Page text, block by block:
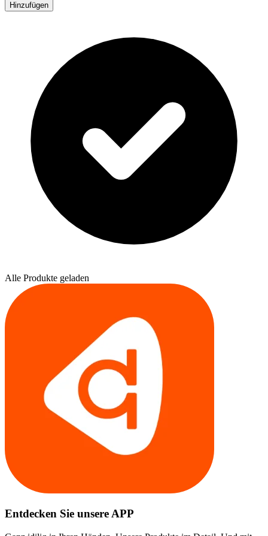
Hinzufügen
Alle Produkte geladen
Entdecken Sie unsere APP